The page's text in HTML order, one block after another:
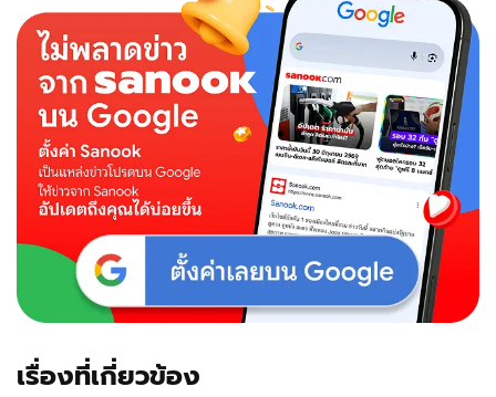
เรื่องที่เกี่ยวข้อง